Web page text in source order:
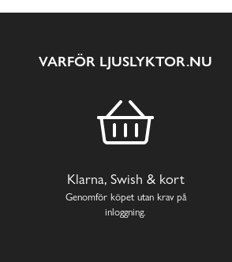
VARFÖR LJUSLYKTOR.NU
Klarna, Swish & kort
Genomför köpet utan krav på
inloggning.